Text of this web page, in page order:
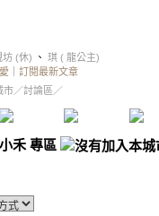
坊 (休) 、 琪 ( 龍公主)
訂閱最新文章
市／討論區／
投票區 影像館
小禾 專區